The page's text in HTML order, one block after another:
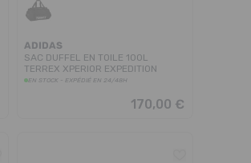
ADIDAS
SAC DUFFEL EN TOILE 100L
TERREX XPERIOR EXPEDITION
EN STOCK - EXPÉDIÉ EN 24/48H
170,00 €